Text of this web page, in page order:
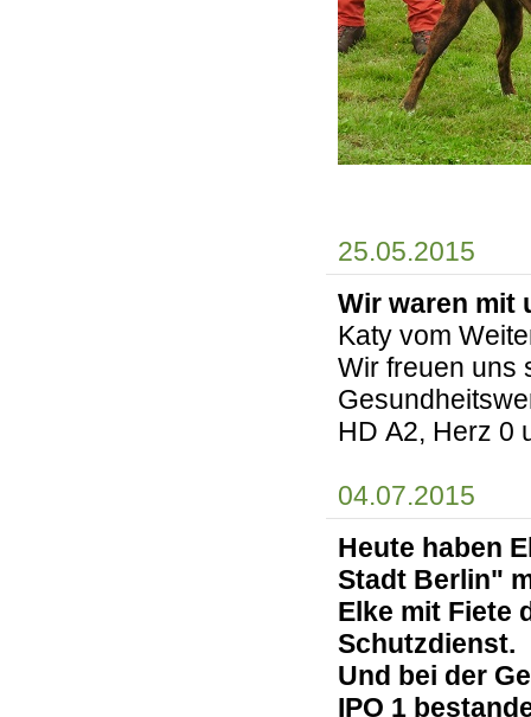
25.05.2015
Wir waren mit
Katy vom
Wir freuen uns
HD A2, Herz 0
04.07.2015
Heute haben
Stadt Berlin"
Elke mit Fiete
Schutzdienst.
Und bei der
IPO 1